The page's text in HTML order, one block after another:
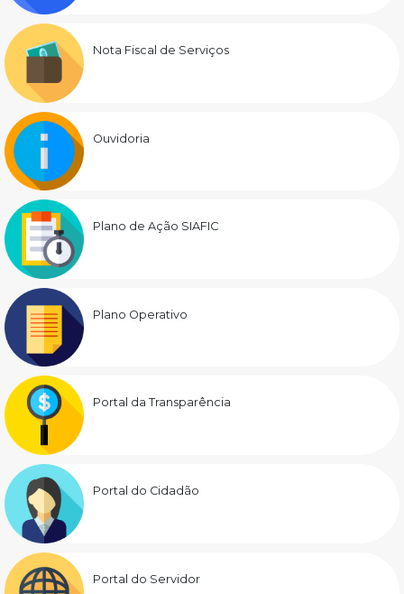
Nota Fiscal de Serviços
Ouvidoria
Plano de Ação SIAFIC
Plano Operativo
Portal da Transparência
Portal do Cidadão
Portal do Servidor